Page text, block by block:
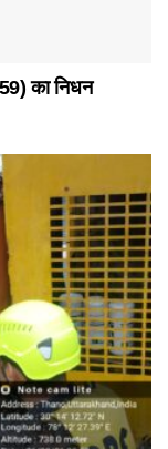
का निधन